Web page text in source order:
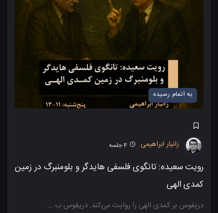
به اتمام رسیده
زانیار ابراهیمی 4جلسه
رویت سعیده: تانگوی فلسفی هایدگر و بلومنبرگ در زمین
کمدی الهی
دریفوس بر کمدی الهی را روایت می‌کند. دریفوس ب ...